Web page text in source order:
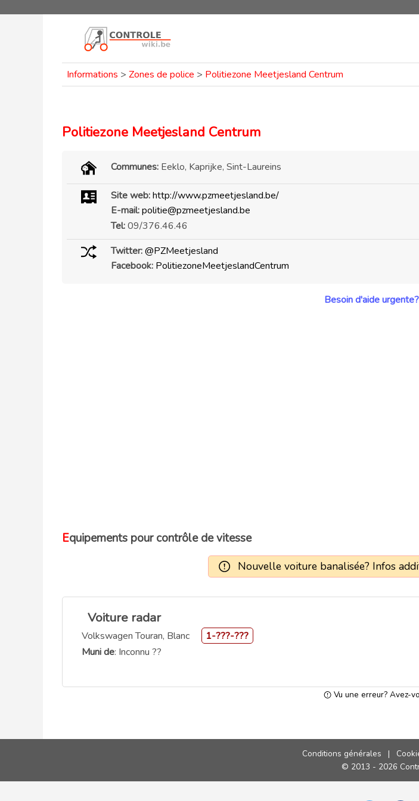
Informations > Zones de police > Politiezone Meetjesland Centrum
Politiezone Meetjesland Centrum
Communes: Eeklo, Kaprijke, Sint-Laureins
Site web:http://www.pzmeetjesland.be/
E-mail: politie@pzmeetjesland.be
Tel:09/376.46.46
Twitter: @PZMeetjesland
Facebook: PolitiezoneMeetjeslandCentrum
Besoin d'aide
Equipements pour contrôle de vitesse
Nouvelle voiture banalisée? Infos
Voiture radar
Volkswagen Touran, Blanc
1-???-???
Muni de: Inconnu ??
Vu une erreur? Avez-
Conditions générales |
© 2013 - 2026